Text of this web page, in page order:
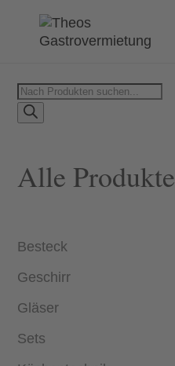
Products
search
Alle Produkte
Besteck
Geschirr
Gläser
Sets